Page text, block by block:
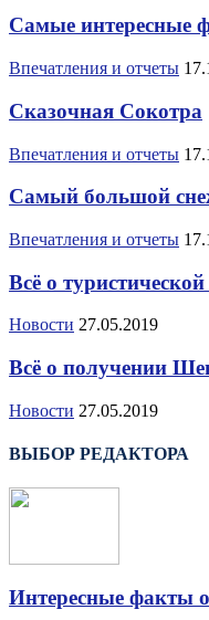
Самые интересные
Впечатления и отчеты
Сказочная Сокотра
Впечатления и отчеты
Самый большой
Впечатления и отчеты
Всё о
Новости 27.05.2019
Всё о получении
Новости 27.05.2019
ВЫБОР РЕДАКТОРА
Интересные